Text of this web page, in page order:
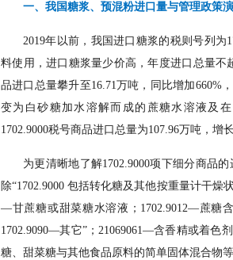
一、我国糖浆、预混粉进口量与管理政策
2019年以前，我国进口糖浆的税则号列为
料使用，进口糖浆量少价高，年度进口总量不
品进口总量攀升至16.71万吨，同比增加660%
变为白砂糖加水溶解而成的蔗糖水溶液及
1702.9000税号商品进口总量为107.96万吨，增
为更清晰地了解1702.9000项下细分商品
除“1702.9000 包括转化糖及其他按重量计干燥
—甘蔗糖或甜菜糖水溶液；1702.9012—蔗糖
1702.9090—其它”；21069061—含香精或着色
糖、甜菜糖与其他食品原料的简单固体混合物